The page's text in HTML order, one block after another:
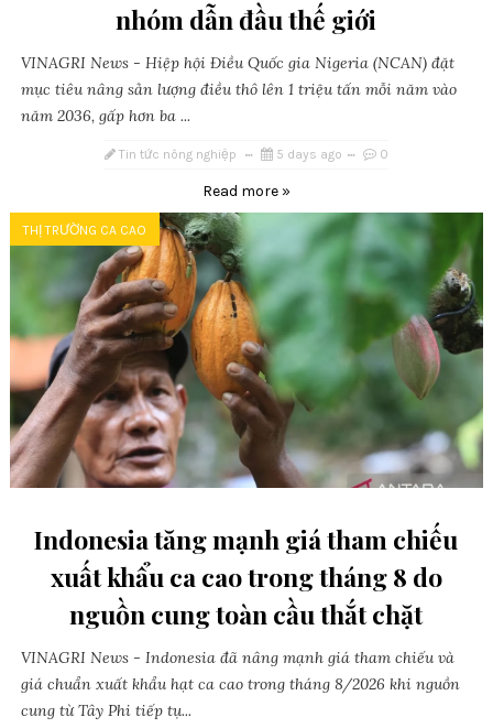
nhóm dẫn đầu thế giới
VINAGRI News - Hiệp hội Điều Quốc gia Nigeria (NCAN) đặt
mục tiêu nâng sản lượng điều thô lên 1 triệu tấn mỗi năm vào
năm 2036, gấp hơn ba ...
Tin tức nông nghiệp 5 days ago 0
Read more »
THỊ TRƯỜNG CA CAO
Indonesia tăng mạnh giá tham chiếu
xuất khẩu ca cao trong tháng 8 do
nguồn cung toàn cầu thắt chặt
VINAGRI News - Indonesia đã nâng mạnh giá tham chiếu và
giá chuẩn xuất khẩu hạt ca cao trong tháng 8/2026 khi nguồn
cung từ Tây Phi tiếp tụ...